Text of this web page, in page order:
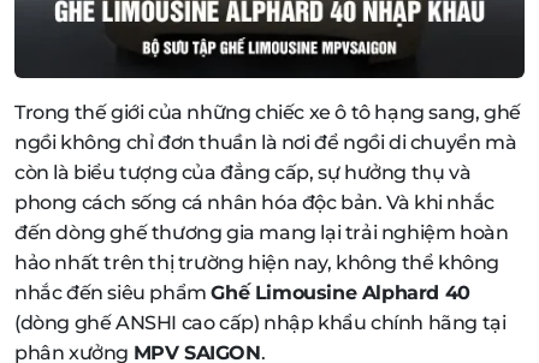
Trong thế giới của những chiếc xe ô tô hạng sang, ghế
ngồi không chỉ đơn thuần là nơi để ngồi di chuyển mà
còn là biểu tượng của đẳng cấp, sự hưởng thụ và
phong cách sống cá nhân hóa độc bản. Và khi nhắc
đến dòng ghế thương gia mang lại trải nghiệm hoàn
hảo nhất trên thị trường hiện nay, không thể không
nhắc đến siêu phẩmGhế Limousine Alphard 40
(dòng ghế ANSHI cao cấp) nhập khẩu chính hãng tại
phân xưởng MPV SAIGON.